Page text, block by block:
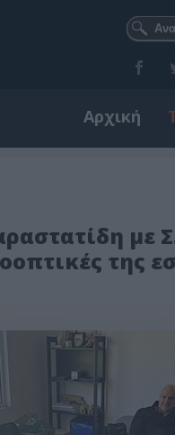
Αρχική
με
της